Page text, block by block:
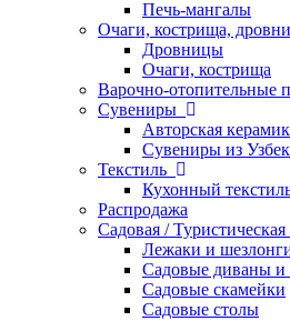
Печь-мангалы
Очаги, кострища,
Дровницы
Очаги, кострища
Варочно-отопительные
Сувениры
Авторская
Сувениры из
Текстиль
Кухонный
Распродажа
Садовая / Туристическая
Лежаки и
Садовые диваны и
Садовые скамейки
Садовые столы